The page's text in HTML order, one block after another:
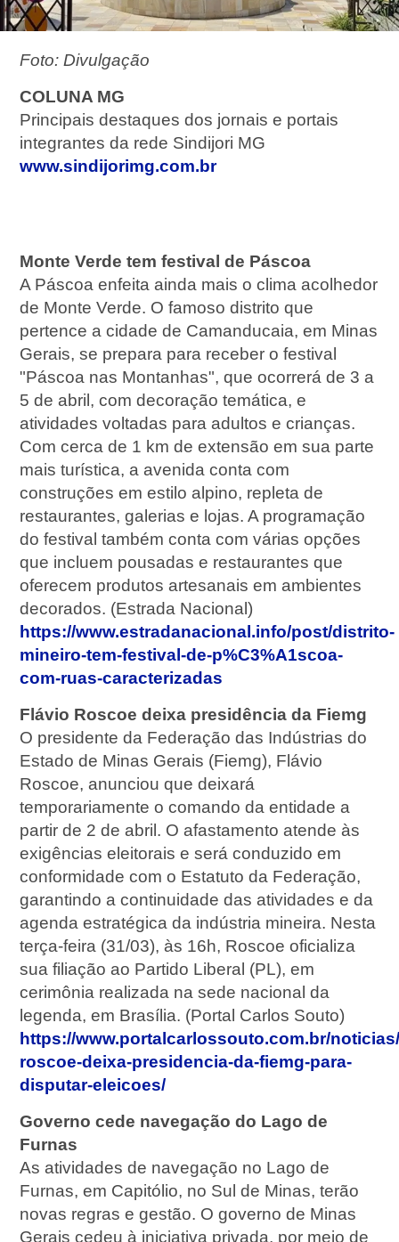
Foto: Divulgação
COLUNA MG
Principais destaques dos jornais e portais
integrantes da rede Sindijori MG
www.sindijorimg.com.br
Monte Verde tem festival de Páscoa
A Páscoa enfeita ainda mais o clima acolhedor
de Monte Verde. O famoso distrito que
pertence a cidade de Camanducaia, em Minas
Gerais, se prepara para receber o festival
"Páscoa nas Montanhas", que ocorrerá de 3 a
5 de abril, com decoração temática, e
atividades voltadas para adultos e crianças.
Com cerca de 1 km de extensão em sua parte
mais turística, a avenida conta com
construções em estilo alpino, repleta de
restaurantes, galerias e lojas. A programação
do festival também conta com várias opções
que incluem pousadas e restaurantes que
oferecem produtos artesanais em ambientes
decorados. (Estrada Nacional)
https://www.estradanacional.info/post/distrito-
mineiro-tem-festival-de-p%C3%A1scoa-
com-ruas-caracterizadas
Flávio Roscoe deixa presidência da Fiemg
O presidente da Federação das Indústrias do
Estado de Minas Gerais (Fiemg), Flávio
Roscoe, anunciou que deixará
temporariamente o comando da entidade a
partir de 2 de abril. O afastamento atende às
exigências eleitorais e será conduzido em
conformidade com o Estatuto da Federação,
garantindo a continuidade das atividades e da
agenda estratégica da indústria mineira. Nesta
terça-feira (31/03), às 16h, Roscoe oficializa
sua filiação ao Partido Liberal (PL), em
cerimônia realizada na sede nacional da
legenda, em Brasília. (Portal Carlos Souto)
https://www.portalcarlossouto.com.br/
roscoe-deixa-presidencia-da-fiemg-para-
disputar-eleicoes/
Governo cede navegação do Lago de
Furnas
As atividades de navegação no Lago de
Furnas, em Capitólio, no Sul de Minas, terão
novas regras e gestão. O governo de Minas
Gerais cedeu à iniciativa privada, por meio de